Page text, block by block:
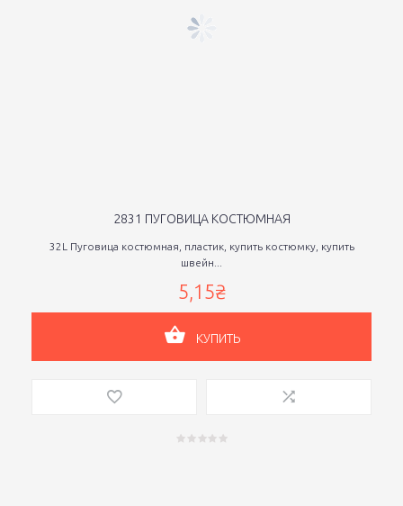
2831 ПУГОВИЦА КОСТЮМНАЯ
32L Пуговица костюмная, пластик, купить костюмку, купить
швейн...
5,15₴
КУПИТЬ